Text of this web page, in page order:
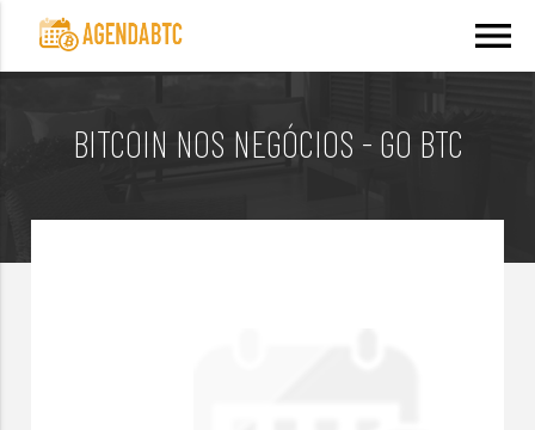
menu
BITCOIN NOS NEGÓCIOS - GO BTC